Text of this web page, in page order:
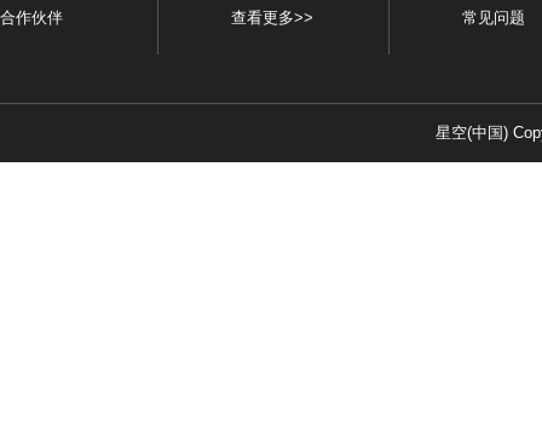
合作伙伴
查看更多>>
常见问题
星空(中国)